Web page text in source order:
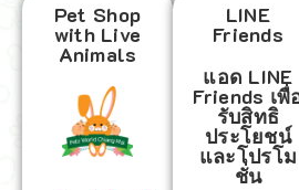
Pet Shop
with Live
Animals
LINE
Friends
แอด LINE
Friends เพื่
รับสิทธิ
ประโยชน์
และโปรโม
ชั่น